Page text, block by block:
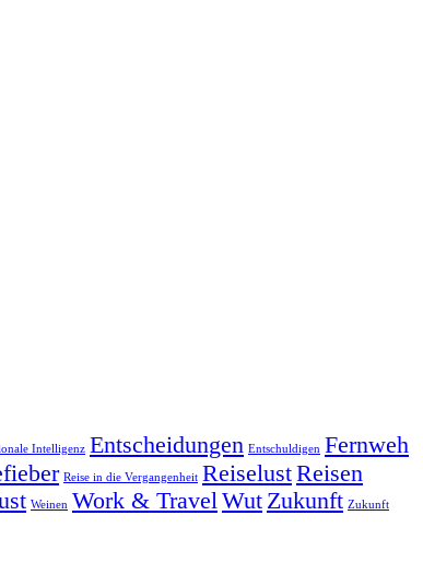
Intelligenz Entscheidungen Entschuldigen Fernweh
Reise in die Vergangenheit ReiselustReisen
Weinen Work & TravelWut Zukunft Zukunft